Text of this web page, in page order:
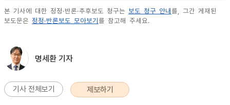
본 기사에 대한 정정·반론·추후보도 청구는 보도 청구 안내 를, 그간 게재된
보도문은 정정·반론보도 모아보기 를 참고해 주세요.
명세환 기자
기사 전체보기 제보하기